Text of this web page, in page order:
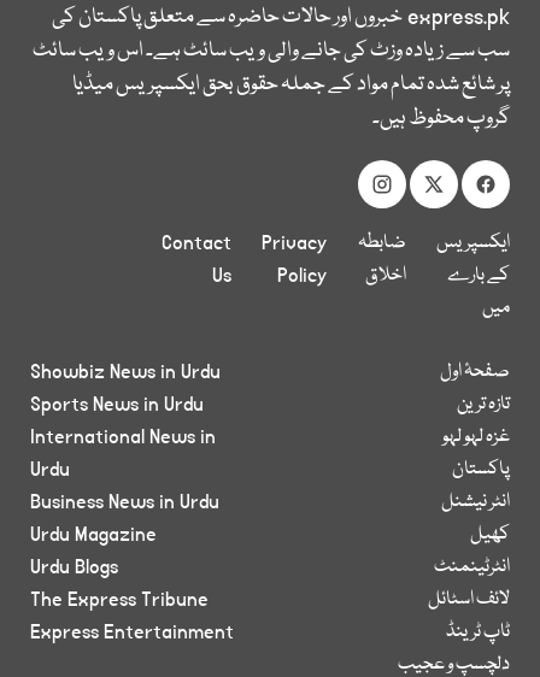
express.pkخبروں اور حالات حاضرہ سے متعلق پاکستان کی
سب سے زیادہ وزٹ کی جانے والی ویب سائٹ ہے۔ اس ویب سائٹ
پر شائع شدہ تمام مواد کے جملہ حقوق بحق ایکسپریس میڈیا
گروپ محفوظ ہیں۔
ایکسپریس
کے بارے
میں
ضابطہ
اخلاق
Privacy
Policy
Contact
Us
صفحۂ اول
تازہ ترین
غزہ لہو لہو
پاکستان
انٹر نیشنل
کھیل
انٹرٹینمنٹ
لائف اسٹائل
ٹاپ ٹرینڈ
دلچسپ و عجیب
Showbiz News in Urdu
Sports News in Urdu
International News in
Urdu
Business News in Urdu
Urdu Magazine
Urdu Blogs
The Express Tribune
Express Entertainment